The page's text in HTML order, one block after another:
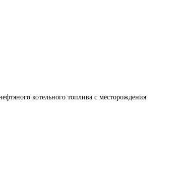
котельного топлива с месторождения